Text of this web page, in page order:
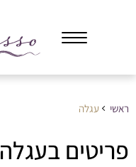
ראשי עגלה
פריטים בעגלה